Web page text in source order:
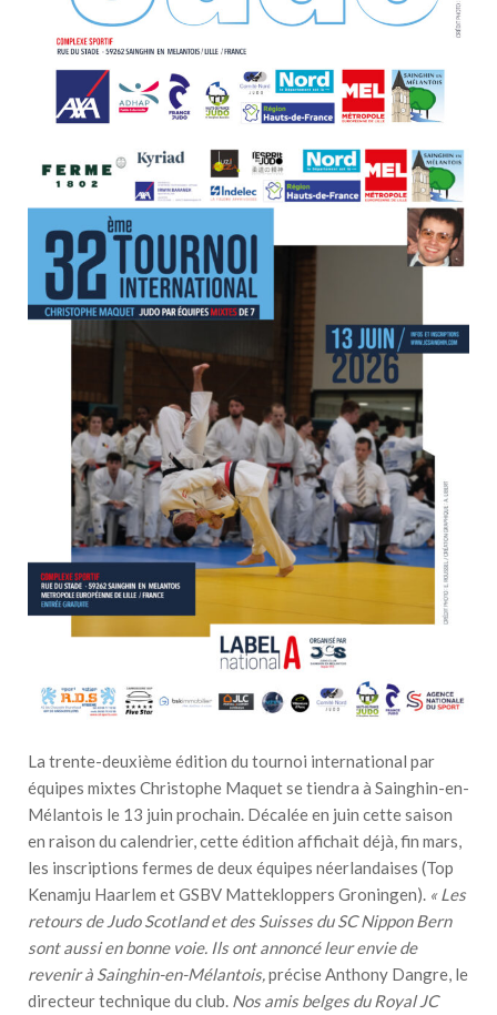
La trente-deuxième édition du tournoi international par
équipes mixtes Christophe Maquet se tiendra à Sainghin-en-
Mélantois le 13 juin prochain. Décalée en juin cette saison
en raison du calendrier, cette édition affichait déjà, fin mars,
les inscriptions fermes de deux équipes néerlandaises (Top
Kenamju Haarlem et GSBV Mattekloppers Groningen). « Les
retours de Judo Scotland et des Suisses du SC Nippon Bern
sont aussi en bonne voie. Ils ont annoncé leur envie de
revenir à Sainghin-en-Mélantois, précise Anthony Dangre, le
directeur technique du club. Nos amis belges du Royal JC